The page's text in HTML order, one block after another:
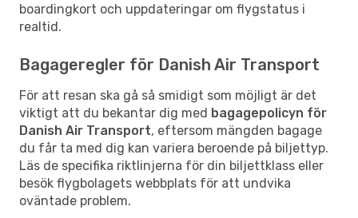
boardingkort och uppdateringar om flygstatus i
realtid.
Bagageregler för Danish Air Transport
För att resan ska gå så smidigt som möjligt är det
viktigt att du bekantar dig med bagagepolicyn för
Danish Air Transport, eftersom mängden bagage
du får ta med dig kan variera beroende på biljettyp.
Läs de specifika riktlinjerna för din biljettklass eller
besök flygbolagets webbplats för att undvika
oväntade problem.